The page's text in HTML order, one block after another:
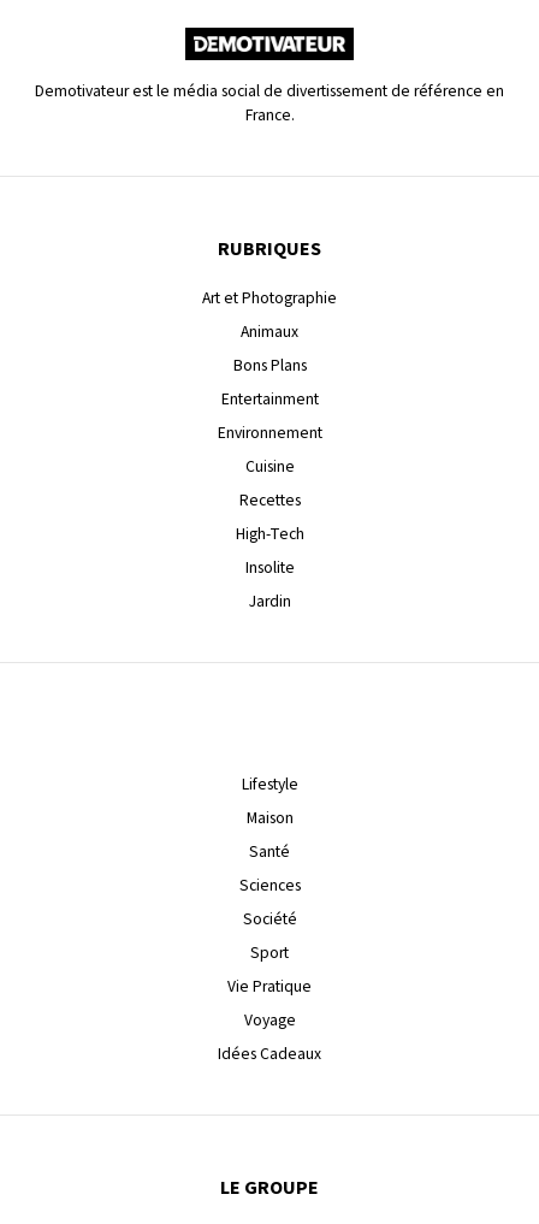
Demotivateur est le média social de divertissement de référence en
France.
RUBRIQUES
Art et Photographie
Animaux
Bons Plans
Entertainment
Environnement
Cuisine
Recettes
High-Tech
Insolite
Jardin
Lifestyle
Maison
Santé
Sciences
Société
Sport
Vie Pratique
Voyage
Idées Cadeaux
LE GROUPE